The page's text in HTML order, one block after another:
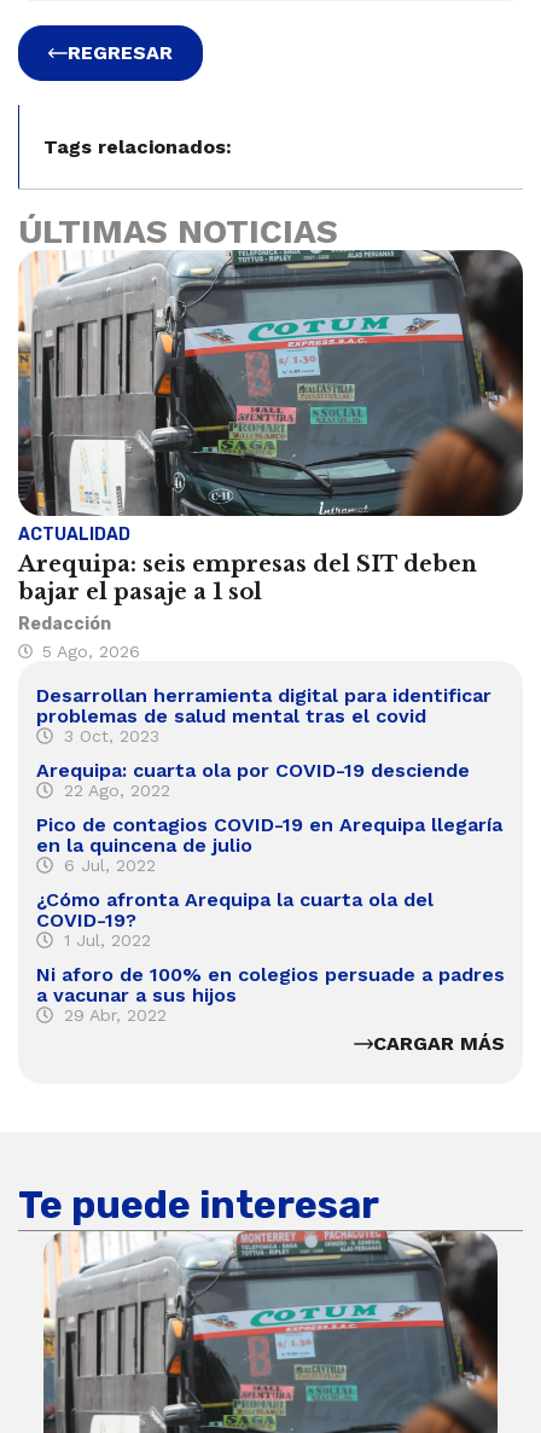
REGRESAR
Tags relacionados:
ÚLTIMAS NOTICIAS
ACTUALIDAD
Arequipa: seis empresas del SIT deben
bajar el pasaje a 1 sol
Redacción
5 Ago, 2026
Desarrollan herramienta digital para identificar
problemas de salud mental tras el covid
3 Oct, 2023
Arequipa: cuarta ola por COVID-19 desciende
22 Ago, 2022
Pico de contagios COVID-19 en Arequipa llegaría
en la quincena de julio
6 Jul, 2022
¿Cómo afronta Arequipa la cuarta ola del
COVID-19?
1 Jul, 2022
Ni aforo de 100% en colegios persuade a padres
a vacunar a sus hijos
29 Abr, 2022
CARGAR MÁS
Te puede interesar